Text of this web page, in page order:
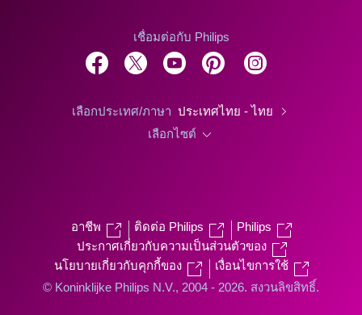
เชื่อมต่อกับ Philips
เลือกประเทศ/ภาษา ประเทศไทย - ไทย
เลือกไซต์
อาชีพ ติดต่อ Philips
Philips
ประกาศเกี่ยวกับความเป็นส่วนตัวของ
นโยบายเกี่ยวกับคุกกี้ของ
เงื่อนไขการใช้
© Koninklijke Philips N.V., 2004 - 2026. สงวนลิขสิทธิ์.